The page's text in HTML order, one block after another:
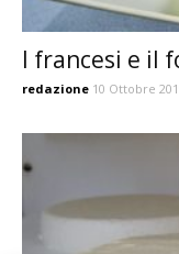
I francesi e il
redazione 10 Ottobre